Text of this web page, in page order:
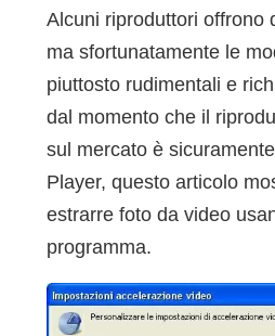
Alcuni riproduttori offrono
ma sfortunatamente le
piuttosto rudimentali e
dal momento che il
sul mercato è
Player, questo articolo
estrarre foto da video
programma.